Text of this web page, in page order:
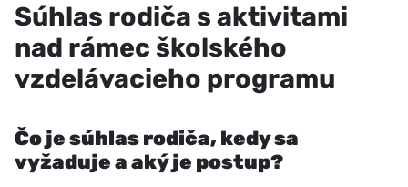
Súhlas rodiča s aktivitami
nad rámec školského
vzdelávacieho programu
Čo je súhlas rodiča, kedy sa
vyžaduje a aký je postup?